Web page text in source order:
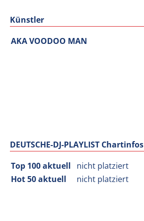
Künstler
AKA VOODOO MAN
DEUTSCHE-DJ-PLAYLIST Chartinfos
Top 100 aktuell
nicht platziert
Hot 50 aktuell
nicht platziert